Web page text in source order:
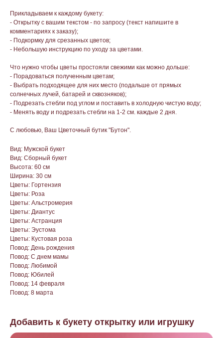
Прикладываем к каждому букету:
- Открытку с вашим текстом - по запросу (текст напишите в
комментариях к заказу);
- Подкормку для срезанных цветов;
- Небольшую инструкцию по уходу за цветами.
Что нужно чтобы цветы простояли свежими как можно дольше:
- Порадоваться полученным цветам;
- Выбрать подходящее для них место (подальше от прямых
солнечных лучей, батарей и сквозняков);
- Подрезать стебли под углом и поставить в холодную чистую воду;
- Менять воду и подрезать стебли на 1-2 см. каждые 2 дня.
С любовью, Ваш Цветочный бутик "Бутон".
Вид: Мужской букет
Вид: Сборный букет
Высота: 60 см
Ширина: 30 см
Цветы: Гортензия
Цветы: Роза
Цветы: Альстромерия
Цветы: Диантус
Цветы: Астранция
Цветы: Эустома
Цветы: Кустовая роза
Повод: День рождения
Повод: С днем мамы
Повод: Любимой
Повод: Юбилей
Повод: 14 февраля
Повод: 8 марта
Добавить к букету открытку или игрушку